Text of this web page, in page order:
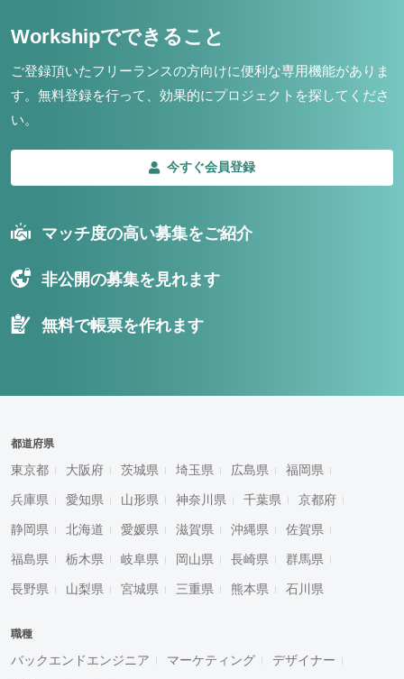
Workshipでできること
ご登録頂いたフリーランスの方向けに便利な専用機能がありま
す。 無料登録を行って、効果的にプロジェクトを探してくださ
い。
今すぐ会員登録
マッチ度の高い募集をご紹介
非公開の募集を見れます
無料で帳票を作れます
都道府県
東京都 大阪府 茨城県 埼玉県 広島県 福岡県
兵庫県 愛知県 山形県 神奈川県 千葉県 京都府
静岡県 北海道 愛媛県 滋賀県 沖縄県 佐賀県
福島県 栃木県 岐阜県 岡山県 長崎県 群馬県
長野県 山梨県 宮城県 三重県 熊本県 石川県
職種
バックエンドエンジニア マーケティング デザイナー